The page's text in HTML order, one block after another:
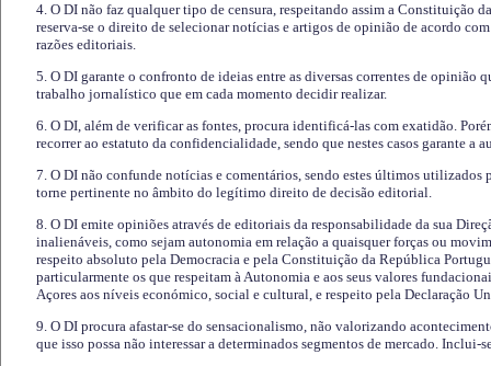
4. O DI não faz qualquer tipo de censura, respeitando assim a Constituição
reserva-se o direito de selecionar notícias e artigos de opinião de acordo
razões editoriais.
5. O DI garante o confronto de ideias entre as diversas correntes de opinião
trabalho jornalístico que em cada momento decidir realizar.
6. O DI, além de verificar as fontes, procura identificá-las com exatidão.
recorrer ao estatuto da confidencialidade, sendo que nestes casos garante a
7. O DI não confunde notícias e comentários, sendo estes últimos utilizados
torne pertinente no âmbito do legítimo direito de decisão editorial.
8. O DI emite opiniões através de editoriais da responsabilidade da sua
inalienáveis, como sejam autonomia em relação a quaisquer forças ou
respeito absoluto pela Democracia e pela Constituição da República
particularmente os que respeitam à Autonomia e aos seus valores
Açores aos níveis económico, social e cultural, e respeito pela Declaração
9. O DI procura afastar-se do sensacionalismo, não valorizando
que isso possa não interessar a determinados segmentos de mercado.